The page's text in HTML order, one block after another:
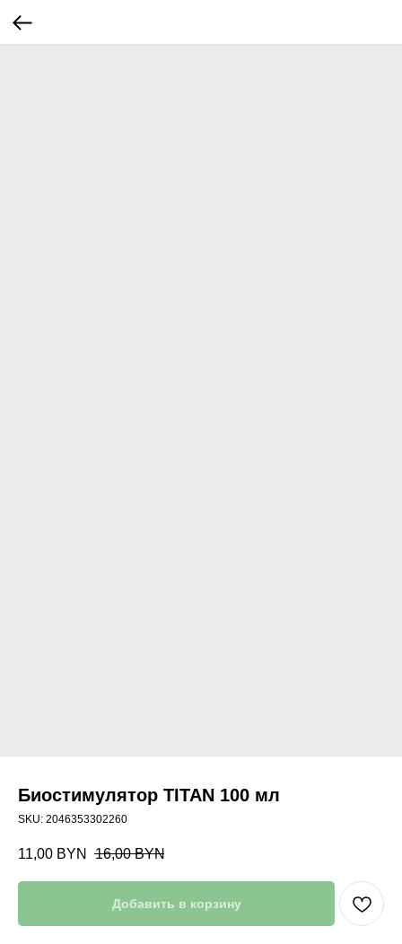
Биостимулятор TITAN 100 мл
SKU: 2046353302260
11,00 BYN 16,00 BYN
Добавить в корзину